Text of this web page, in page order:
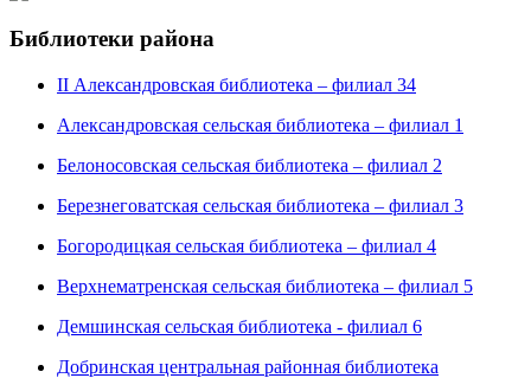
Библиотеки района
II Александровская библиотека – филиал 34
Александровская сельская библиотека – филиал 1
Белоносовская сельская библиотека – филиал 2
Березнеговатская сельская библиотека – филиал 3
Богородицкая сельская библиотека – филиал 4
Верхнематренская сельская библиотека – филиал 5
Демшинская сельская библиотека - филиал 6
Добринская центральная районная библиотека